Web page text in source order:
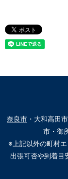
奈良市 ・大和高田
市・御
※上記以外の町村エ
出張可否や到着目